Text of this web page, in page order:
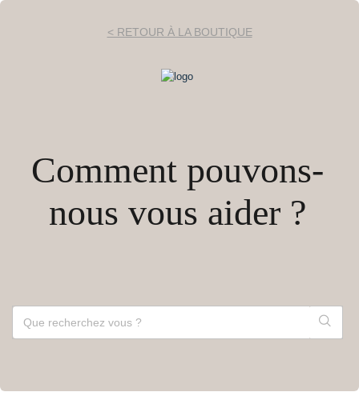
< RETOUR À LA BOUTIQUE
Comment pouvons-
nous vous aider ?